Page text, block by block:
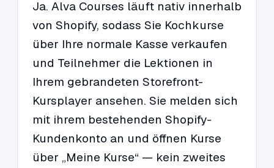
Ja. Alva Courses läuft nativ innerhalb
von Shopify, sodass Sie Kochkurse
über Ihre normale Kasse verkaufen
und Teilnehmer die Lektionen in
Ihrem gebrandeten Storefront-
Kursplayer ansehen. Sie melden sich
mit ihrem bestehenden Shopify-
Kundenkonto an und öffnen Kurse
über „Meine Kurse“ — kein zweites